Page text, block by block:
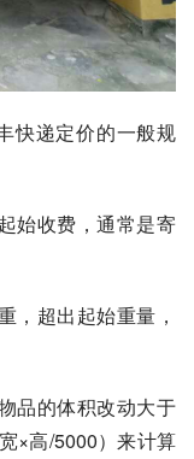
快递定价的一般规
始收费，通常是寄
，超出起始重量，
品的体积改动大于
×高/5000）来计算